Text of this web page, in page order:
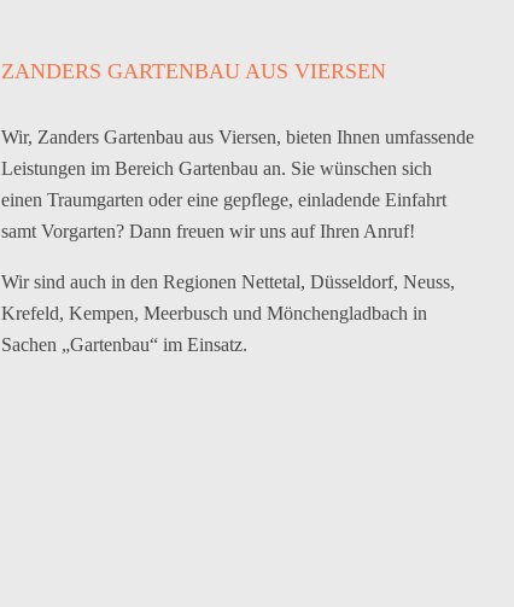
ZANDERS GARTENBAU AUS VIERSEN
Wir, Zanders Gartenbau aus Viersen, bieten Ihnen umfassende
Leistungen im Bereich Gartenbau an. Sie wünschen sich
einen Traumgarten oder eine gepflege, einladende Einfahrt
samt Vorgarten? Dann freuen wir uns auf Ihren Anruf!
Wir sind auch in den Regionen Nettetal, Düsseldorf, Neuss,
Krefeld, Kempen, Meerbusch und Mönchengladbach in
Sachen „Gartenbau“ im Einsatz.